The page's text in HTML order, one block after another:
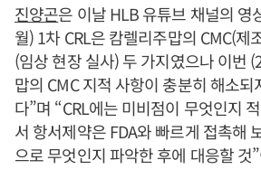
진양곤은 이날 HLB 유튜브 채널의 영
월) 1차 CRL은 캄렐리주맙의 CMC(제
(임상 현장 실사) 두 가지였으나 이번
맙의 CMC 지적 사항이 충분히 해소
다”며 “CRL에는 미비점이 무엇인지
서 항서제약은 FDA와 빠르게 접촉해
으로 무엇인지 파악한 후에 대응할 것